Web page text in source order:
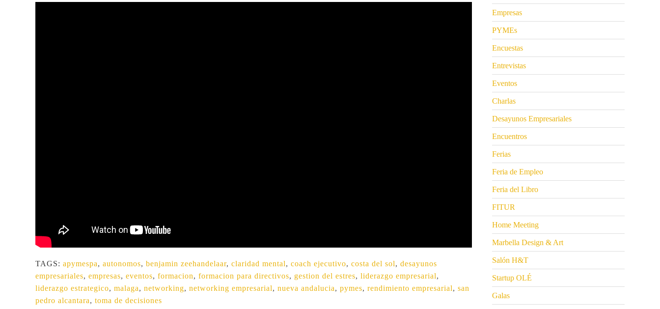
TAGS: apymespa, autonomos, benjamin zeehandelaar, claridad mental, coach ejecutivo, costa del sol, desayunos
empresariales, empresas, eventos, formacion, formacion para directivos, gestion del estres, liderazgo empresarial,
liderazgo estrategico, malaga, networking, networking empresarial, nueva andalucia, pymes, rendimiento empresarial, san
pedro alcantara, toma de decisiones
Empresas
PYMEs
Encuestas
Entrevistas
Eventos
Charlas
Desayunos Empresariales
Encuentros
Ferias
Feria de Empleo
Feria del Libro
FITUR
Home Meeting
Marbella Design & Art
Salón H&T
Startup OLÉ
Galas